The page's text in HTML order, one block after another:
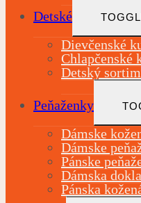
Detské
Dievčenské
Chlapčenské
Detský
Peňaženky
Dámske
Dámske
Pánske
Dámska
Pánska